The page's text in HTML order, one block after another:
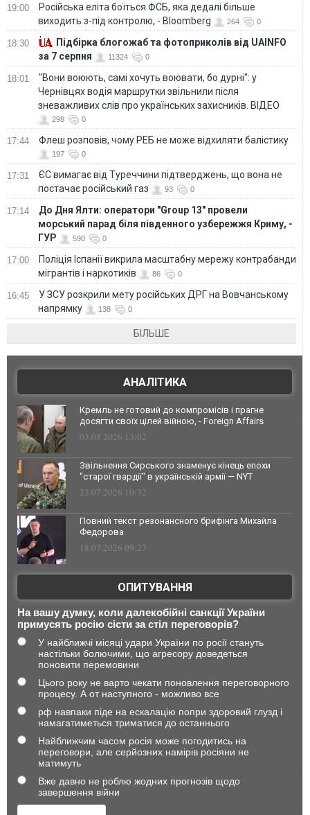
19:00
Російська еліта боїться ФСБ, яка дедалі більше
виходить з-під контролю, - Bloomberg
264 0
18:30
Підбірка блогожаб та фотоприколів від UAINFO
за 7 серпня
11324 0
18:01
"Вони воюють, самі хочуть воювати, бо дурні": у
Чернівцях водія маршрутки звільнили після
зневажливих слів про українських захисників. ВІДЕО
298 0
17:44 Флеш розповів, чому РЕБ не може відхиляти балістику
197 0
17:31
ЄС вимагає від Туреччини підтверджень, що вона не
постачає російський газ
93 0
17:14
До Дня Ялти: оператори "Group 13" провели
морський парад біля південного узбережжя Криму, -
ГУР
590 0
17:00
Поліція Іспанії викрила масштабну мережу контрабанди
мігрантів і наркотиків
86 0
16:45
У ЗСУ розкрили мету російських ДРГ на Вовчанському
напрямку
138 0
БІЛЬШЕ
АНАЛІТИКА
Кремль не готовий до компромісів і прагне
досягти своїх цілей війною, - Foreign Affairs
03.08.2026 13:02
Звільнення Сирського знаменує кінець епохи
"старої гвардії" в українській армії — NYT
23.07.2026 10:32
Повний текст резонансного брифінга Михайла
Федорова
18.07.2026 09:27
ОПИТУВАННЯ
На вашу думку, коли далекобійні санкції України
примусять росію сісти за стіл переговорів?
У найближчі місяці удари України по росії стануть
настільки болючими, що агресору доведеться
поновити перемовини
Цього року не варто чекати поновлення переговорного
процесу. А от наступного - можливо все
рф навпаки піде на ескалацію попри здоровий глузд і
намагатиметься триматися до останнього
Найближчим часом росія може погодитись на
переговори, але серйозних намірів росіяни не
матимуть
Вже давно не роблю жодних прогнозів щодо
завершення війни